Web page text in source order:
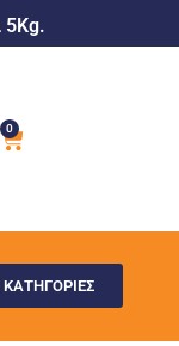
0
ΚΑΤΗΓΟΡΙΕΣ